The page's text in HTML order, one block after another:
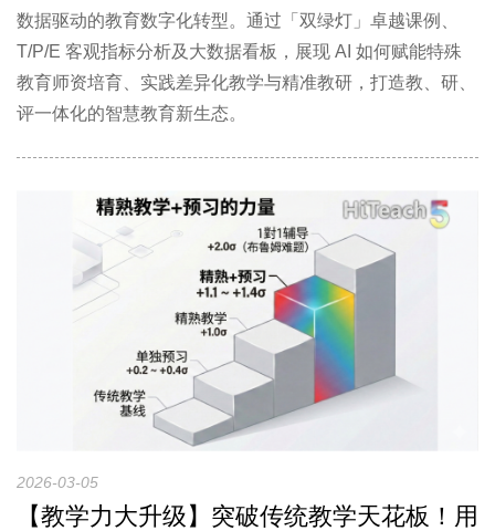
数据驱动的教育数字化转型。通过「双绿灯」卓越课例、
T/P/E 客观指标分析及大数据看板，展现 AI 如何赋能特殊
教育师资培育、实践差异化教学与精准教研，打造教、研、
评一体化的智慧教育新生态。
2026-03-05
【教学力大升级】突破传统教学天花板！用